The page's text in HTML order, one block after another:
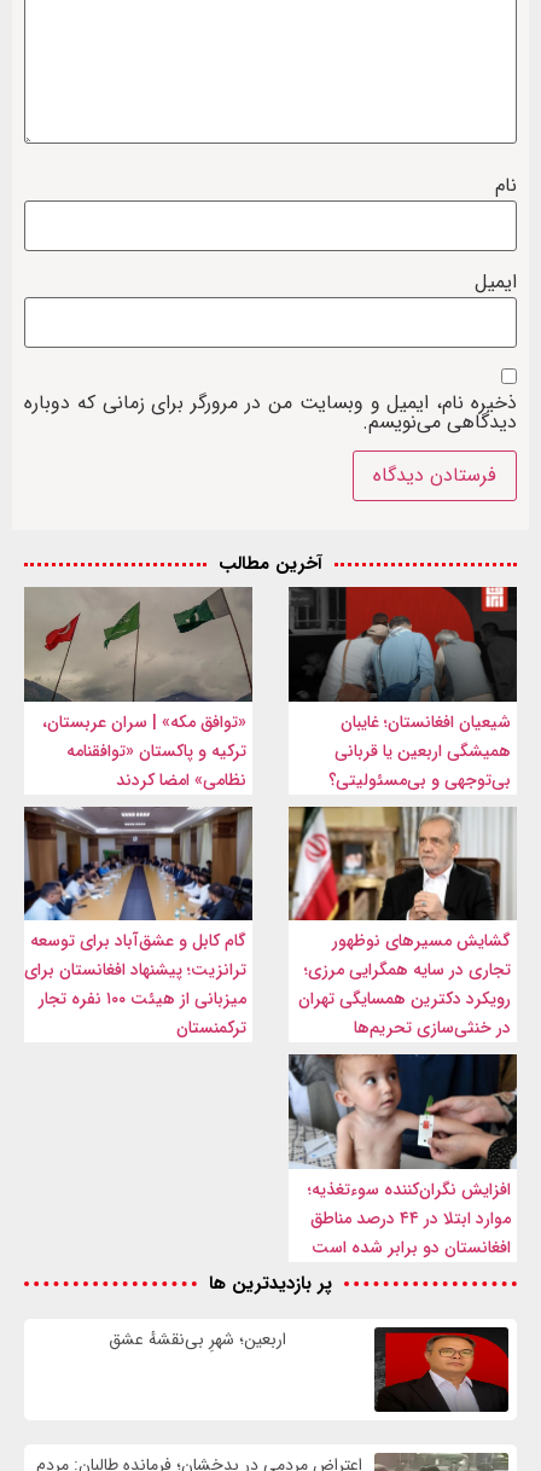
نام
ایمیل
ذخیره نام، ایمیل و وبسایت من در مرورگر برای زمانی که دوباره
دیدگاهی می‌نویسم.
آخرین مطالب
شیعیان افغانستان؛ غایبان
همیشگی اربعین یا قربانی
بی‌توجهی و بی‌مسئولیتی؟
«توافق مکه» | سران عربستان،
ترکیه و پاکستان «توافقنامه
نظامی» امضا کردند
گشایش مسیرهای نوظهور
تجاری در سایه همگرایی مرزی؛
رویکرد دکترین همسایگی تهران
در خنثی‌سازی تحریم‌ها
گام کابل و عشق‌آباد برای توسعه
ترانزیت؛ پیشنهاد افغانستان برای
میزبانی از هیئت ۱۰۰ نفره تجار
ترکمنستان
افزایش نگران‌کننده سوءتغذیه؛
موارد ابتلا در ۴۴ درصد مناطق
افغانستان دو برابر شده است
پر بازدیدترین ها
اربعین؛ شهرِ بی‌نقشهٔ عشق
اعتراض مردمی در بدخشان؛ فرمانده طالبان: مردم